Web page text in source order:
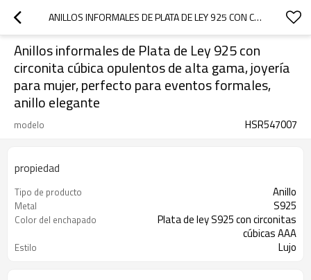
ANILLOS INFORMALES DE PLATA DE LEY 925 CON CIRCONITA CÚBICA OPULENTOS DE ALTA GAMA, JOYERÍA PARA MUJER, PERFECTO PARA EVENTOS FORMALES, ANILLO ELEGANTE
1/1
Anillos informales de Plata de Ley 925 con
circonita cúbica opulentos de alta gama, joyería
para mujer, perfecto para eventos formales,
anillo elegante
modelo HSR547007
propiedad
Tipo de producto Anillo
Metal S925
Color del enchapado
Plata de ley S925 con circonitas
cúbicas AAA
Estilo Lujo